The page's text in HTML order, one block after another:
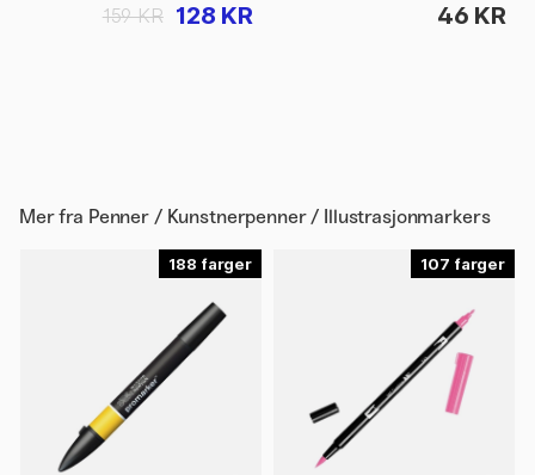
128 KR
159 KR 46 KR
Mer fra Penner / Kunstnerpenner / Illustrasjonmarkers
188 107